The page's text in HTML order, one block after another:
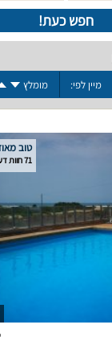
חפש כעת!
מיין לפי: מומלץ
טוב
71 חוות דעת אמיתיות